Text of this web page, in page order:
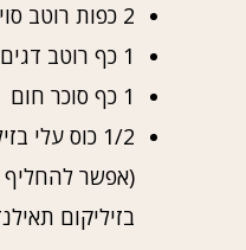
2 כפות רוטב סויה
1 כף רוטב דגים
1 כף סוכר חום
1/2 כוס עלי
(אפשר להחליף
בזיליקום